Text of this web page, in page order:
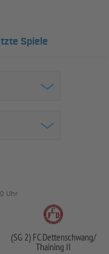
Spiele
Uhr
(SG 2) FC Dettenschwang/
Thaining II